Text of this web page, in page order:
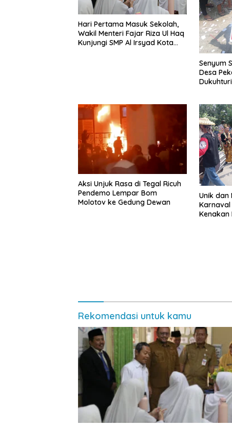
Hari Pertama Masuk Sekolah,
Wakil Menteri Fajar Riza Ul Haq
Kunjungi SMP Al Irsyad Kota
Senyum
Desa
Aksi Unjuk Rasa di Tegal Ricuh
Pendemo Lempar Bom
Molotov ke Gedung Dewan
Unik dan
Karnaval
Kenakan
Rekomendasi untuk kamu